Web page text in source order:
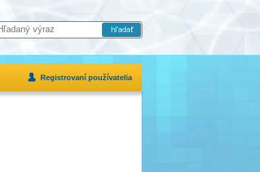
Registrovaní používatelia